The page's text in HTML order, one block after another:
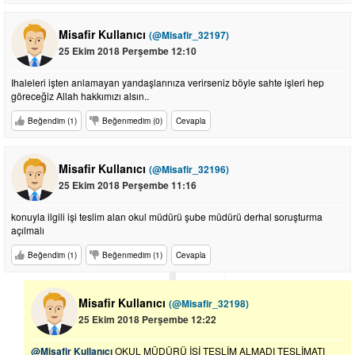
Misafir Kullanıcı (@Misafir_32197)
25 Ekim 2018 Perşembe 12:10
Ihaleleri işten anlamayan yandaşlarınıza verirseniz böyle sahte işleri hep
göreceğiz Allah hakkımızı alsın..
Beğendim (1) Beğenmedim (0) Cevapla
Misafir Kullanıcı (@Misafir_32196)
25 Ekim 2018 Perşembe 11:16
konuyla ilgili işi teslim alan okul müdürü şube müdürü derhal soruşturma
açılmalı
Beğendim (1) Beğenmedim (1) Cevapla
Misafir Kullanıcı (@Misafir_32198)
25 Ekim 2018 Perşembe 12:22
@Misafir KullanıcıOKUL MÜDÜRÜ İŞİ TESLİM ALMADI TESLİMATI